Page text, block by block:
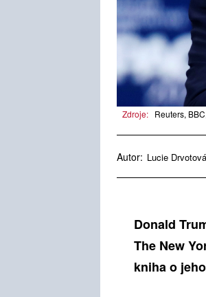
Zdroje: Reuters,
Autor: Lucie Drvotová
Donald
The New
kniha o